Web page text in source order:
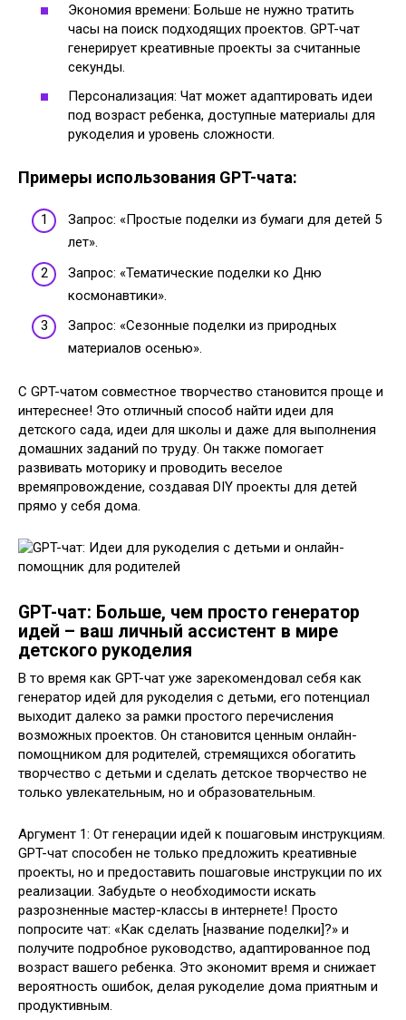
Экономия времени: Больше не нужно тратить
часы на поиск подходящих проектов. GPT-чат
генерирует креативные проекты за считанные
секунды.
Персонализация: Чат может адаптировать идеи
под возраст ребенка, доступные материалы для
рукоделия и уровень сложности.
Примеры использования GPT-чата:
Запрос: «Простые поделки из бумаги для детей 5
лет».
Запрос: «Тематические поделки ко Дню
космонавтики».
Запрос: «Сезонные поделки из природных
материалов осенью».
С GPT-чатом совместное творчество становится проще и
интереснее! Это отличный способ найти идеи для
детского сада, идеи для школы и даже для выполнения
домашних заданий по труду. Он также помогает
развивать моторику и проводить веселое
времяпровождение, создавая DIY проекты для детей
прямо у себя дома.
GPT-чат: Больше, чем просто генератор
идей – ваш личный ассистент в мире
детского рукоделия
В то время как GPT-чат уже зарекомендовал себя как
генератор идей для рукоделия с детьми, его потенциал
выходит далеко за рамки простого перечисления
возможных проектов. Он становится ценным онлайн-
помощником для родителей, стремящихся обогатить
творчество с детьми и сделать детское творчество не
только увлекательным, но и образовательным.
Аргумент 1: От генерации идей к пошаговым инструкциям.
GPT-чат способен не только предложить креативные
проекты, но и предоставить пошаговые инструкции по их
реализации. Забудьте о необходимости искать
разрозненные мастер-классы в интернете! Просто
попросите чат: «Как сделать [название поделки]?» и
получите подробное руководство, адаптированное под
возраст вашего ребенка. Это экономит время и снижает
вероятность ошибок, делая рукоделие дома приятным и
продуктивным.